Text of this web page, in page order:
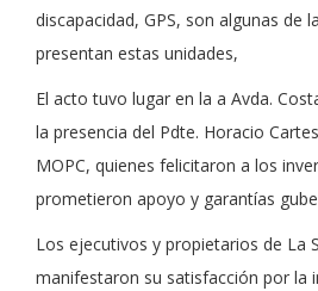
discapacidad, GPS, son algunas de
presentan estas unidades,
El acto tuvo lugar en la a Avda.
la presencia del Pdte. Horacio
MOPC, quienes felicitaron a los
prometieron apoyo y garantías
Los ejecutivos y propietarios de La
manifestaron su satisfacción por la